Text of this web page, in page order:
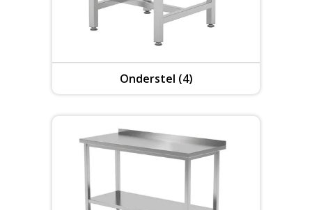
Onderstel (4)